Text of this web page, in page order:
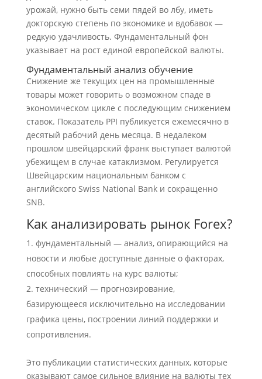
урожай, нужно быть семи пядей во лбу, иметь
докторскую степень по экономике и вдобавок ―
редкую удачливость. Фундаментальный фон
указывает на рост единой европейской валюты.
Фундаментальный анализ обучение
Снижение же текущих цен на промышленные
товары может говорить о возможном спаде в
экономическом цикле с последующим снижением
ставок. Показатель PPI публикуется ежемесячно в
десятый рабочий день месяца. В недалеком
прошлом швейцарский франк выступает валютой
убежищем в случае катаклизмом. Регулируется
Швейцарским национальным банком с
английского Swiss National Bank и сокращенно
SNB.
Как анализировать рынок Forex?
фундаментальный — анализ, опирающийся на
новости и любые доступные данные о факторах,
способных повлиять на курс валюты;
технический — прогнозирование,
базирующееся исключительно на исследовании
графика цены, построении линий поддержки и
сопротивления.
Это публикации статистических данных, которые
оказывают самое сильное влияние на валюты тех